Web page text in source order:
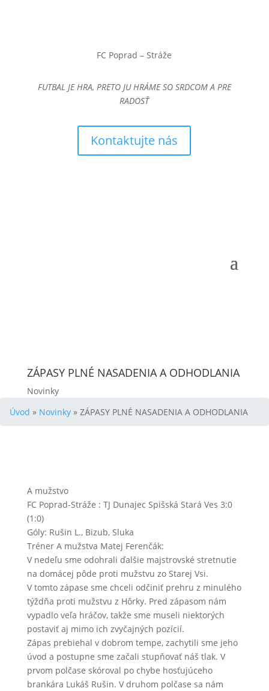
FC Poprad – Stráže
FUTBAL JE HRA, PRETO JU HRÁME SO SRDCOM A PRE
RADOSŤ
Kontaktujte nás
ZÁPASY PLNÉ NASADENIA A ODHODLANIA
Novinky
Úvod » Novinky » ZÁPASY PLNÉ NASADENIA A ODHODLANIA
A mužstvo
FC Poprad-Stráže : TJ Dunajec Spišská Stará Ves 3:0
(1:0)
Góly: Rušin L., Bizub, Sluka
Tréner A mužstva Matej Ferenčák:
V nedeľu sme odohrali ďalšie majstrovské stretnutie
na domácej pôde proti mužstvu zo Starej Vsi.
V tomto zápase sme chceli odčiniť prehru z minulého
týždňa proti mužstvu z Hôrky. Pred zápasom nám
vypadlo veľa hráčov, takže sme museli niektorých
postaviť aj mimo ich zvyčajných pozícií.
Zápas prebiehal v dobrom tempe, zachytili sme jeho
úvod a postupne sme začali stupňovať náš tlak. V
prvom polčase skóroval po chybe hosťujúceho
brankára Lukáš Rušin. V druhom polčase sa nám